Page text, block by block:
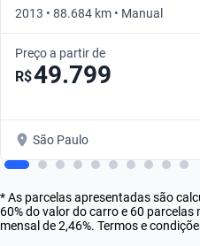
2013 • 88.684 km • Manual
Preço a partir de
R$49.799
São Paulo
* As parcelas apresentadas são
60% do valor do carro e 60
mensal de 2,46%. Termos e